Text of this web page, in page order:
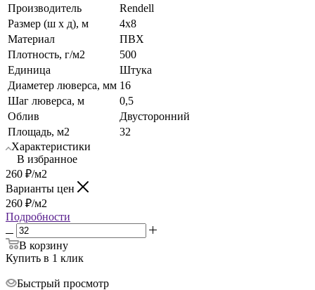
Производитель
Rendell
Размер (ш х д), м
4х8
Материал
ПВХ
Плотность, г/м2
500
Единица
Штука
Диаметер люверса, мм 16
Шаг люверса, м
0,5
Облив
Двусторонний
Площадь, м2
32
Характеристики
В избранное
260 ₽/м2
Варианты цен
260 ₽/м2
Подробности
В корзину
Купить в 1 клик
Быстрый просмотр